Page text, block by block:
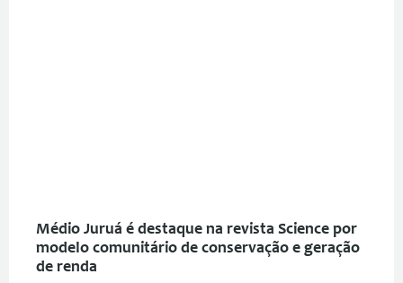
Médio Juruá é destaque na revista Science por
modelo comunitário de conservação e geração
de renda